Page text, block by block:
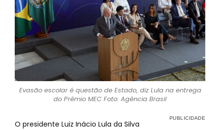
Evasão escolar é questão de Estado, diz Lula na entrega
do Prêmio MEC Foto: Agência Brasil
O presidente Luiz Inácio Lula da Silva